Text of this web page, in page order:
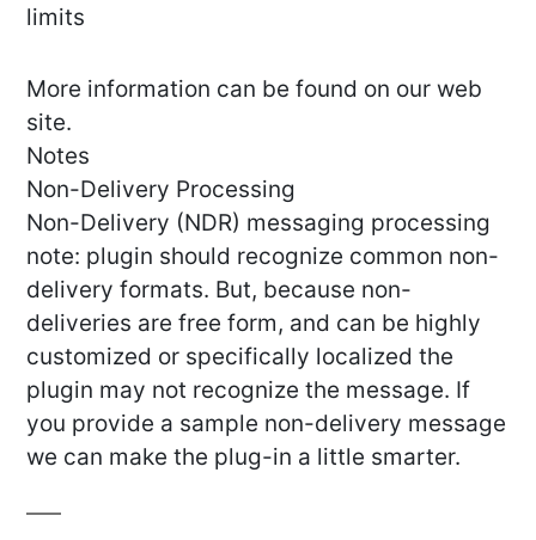
limits
More information can be found on our web
site.
Notes
Non-Delivery Processing
Non-Delivery (NDR) messaging processing
note: plugin should recognize common non-
delivery formats. But, because non-
deliveries are free form, and can be highly
customized or specifically localized the
plugin may not recognize the message. If
you provide a sample non-delivery message
we can make the plug-in a little smarter.